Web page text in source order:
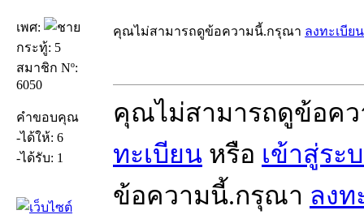
เพศ:
กระทู้: 5
สมาชิก Nº:
6050
คำขอบคุณ
-ได้ให้: 6
-ได้รับ: 1
คุณไม่สามารถดูข้อความนี้.กรุณา ลงทะเบียน
คุณไม่สามารถดูข้อค
ทะเบียน หรือ เข้าสู่ระ
ข้อความนี้.กรุณา ลงท